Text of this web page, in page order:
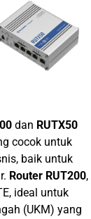
dan RUTX50
cocok untuk
baik untuk
Router RUT200,
ideal untuk
(UKM) yang